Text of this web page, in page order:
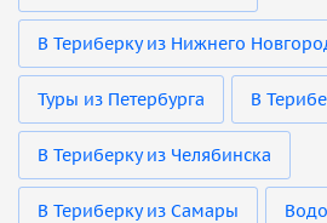
В Териберку из Нижнего
Туры из Петербурга В
В Териберку из Челябинска
В Териберку из Самары